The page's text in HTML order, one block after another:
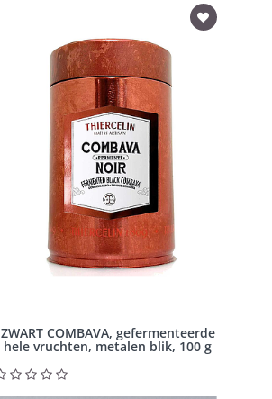
ZWART COMBAVA, gefermenteerde
hele vruchten, metalen blik, 100 g